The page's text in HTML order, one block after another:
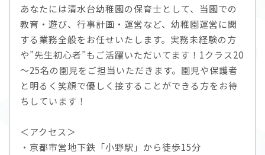
あなたには清水台幼稚園の保育士として、当園での
教育・遊び、行事計画・運営など、幼稚園運営に関
する業務全般をお任せいたします。実務未経験の方
や”先生初心者”もご活躍いただいてます！1クラス20
～25名の園児をご担当いただきます。園児や保護者
と明るく笑顔で優しく接することができる方をお待
ちしています！
＜アクセス＞
・京都市営地下鉄「小野駅」から徒歩15分